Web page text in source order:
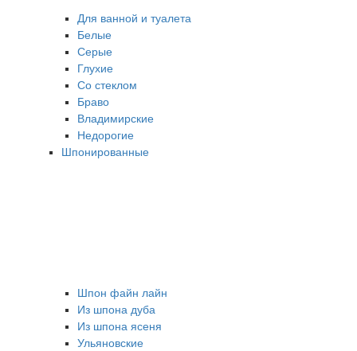
Для ванной и туалета
Белые
Серые
Глухие
Со стеклом
Браво
Владимирские
Недорогие
Шпонированные
Шпон файн лайн
Из шпона дуба
Из шпона ясеня
Ульяновские